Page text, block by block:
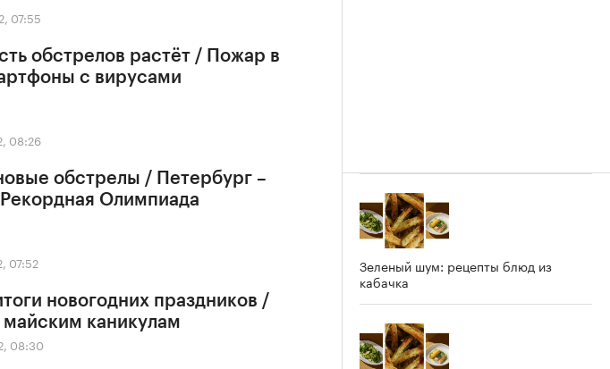
07:55
обстрелов растёт / Пожар в
с вирусами
08:26
обстрелы / Петербург –
Олимпиада
07:52
новогодних праздников /
майским каникулам
08:30
Зеленый шум: рецепты блюд из
кабачка